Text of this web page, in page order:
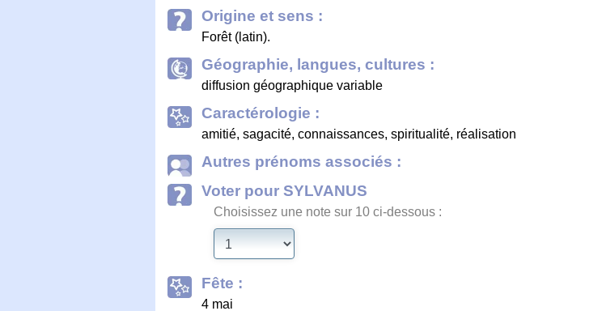
Origine et sens :
Forêt (latin).
Géographie, langues, cultures :
diffusion géographique variable
Caractérologie :
amitié, sagacité, connaissances, spiritualité, réalisation
Autres prénoms associés :
Voter pour SYLVANUS
Choisissez une note sur 10 ci-dessous :
Fête :
4 mai